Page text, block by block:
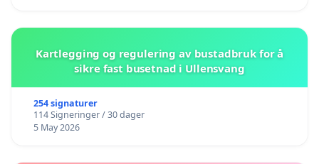
Kartlegging og regulering av bustadbruk for å
sikre fast busetnad i Ullensvang
254 signaturer
114 Signeringer / 30 dager
5 May 2026